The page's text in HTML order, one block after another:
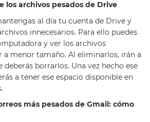
los archivos pesados de Drive
al día tu cuenta de Drive y
innecesarios. Para ello puedes
y ver los archivos
a menor tamaño. Al eliminarlos, irán a
deberás borrarlos. Una vez hecho ese
a tener ese espacio disponible en
más pesados de Gmail: cómo